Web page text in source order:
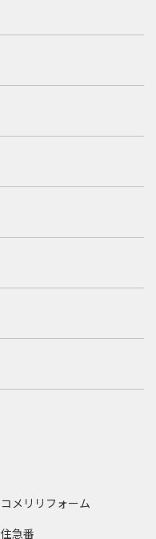
コメリリフォーム
住急番